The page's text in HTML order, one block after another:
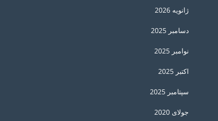
ژانویه 2026
دسامبر 2025
نوامبر 2025
اکتبر 2025
سپتامبر 2025
جولای 2020